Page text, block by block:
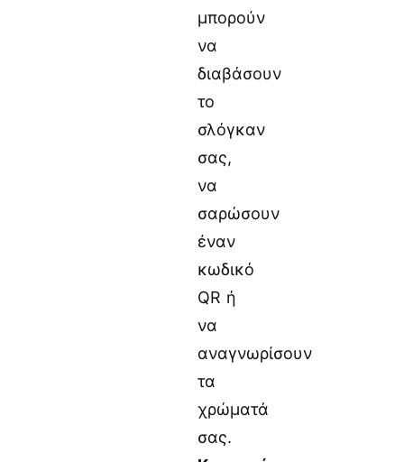
μπορούν
να
διαβάσουν
το
σλόγκαν
σας,
να
σαρώσουν
έναν
κωδικό
QR ή
να
αναγνωρίσουν
τα
χρώματά
σας.